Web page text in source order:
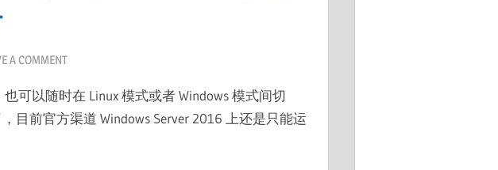
A COMMENT
可以随时在 Linux 模式或者 Windows 模式间切
目前官方渠道 Windows Server 2016 上还是只能运